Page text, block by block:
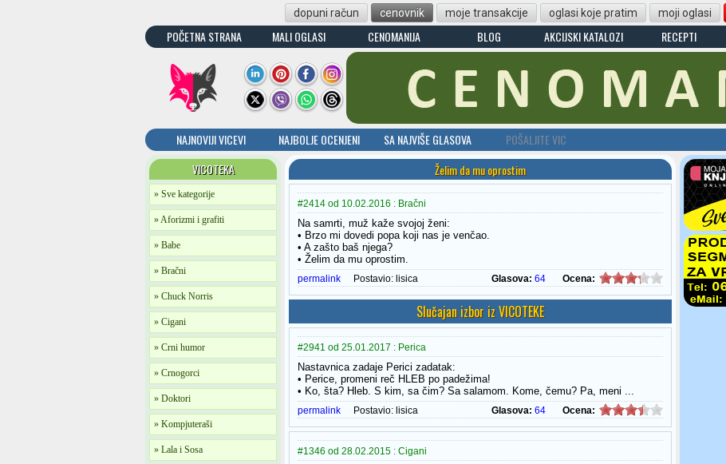
dopuni račun cenovnik moje transakcije oglasi koje pratim moji oglasi
POČETNA STRANA MALI OGLASI CENOMANIJA BLOG AKCIJSKI KATALOZI RECEPTI
NAJNOVIJI VICEVI NAJBOLJE OCENJENI SA NAJVIŠE GLASOVA
POŠALJITE VIC
VICOTEKA
» Sve kategorije
» Aforizmi i grafiti
» Babe
» Bračni
» Chuck Norris
» Cigani
» Crni humor
» Crnogorci
» Doktori
» Kompjuteraši
» Lala i Sosa
Želim da mu oprostim
#2414 od 10.02.2016 : Bračni
Na samrti, muž kaže svojoj ženi:
• Brzo mi dovedi popa koji nas je venčao.
• A zašto baš njega?
• Želim da mu oprostim.
permalink Postavio: lisica Glasova: 64 Ocena:
Slučajan izbor iz VICOTEKE
#2941 od 25.01.2017 : Perica
Nastavnica zadaje Perici zadatak:
• Perice, promeni reč HLEB po padežima!
• Ko, šta? Hleb. S kim, sa čim? Sa salamom. Kome, čemu? Pa, meni ...
permalink Postavio: lisica Glasova: 64 Ocena:
#1346 od 28.02.2015 : Cigani